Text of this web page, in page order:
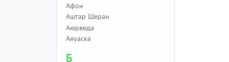
Афон
Аштар Шеран
Аюрведа
Аяуаска
Б